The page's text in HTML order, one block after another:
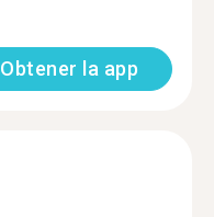
Obtener la app